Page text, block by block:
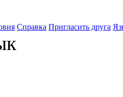
Справка Пригласить друга